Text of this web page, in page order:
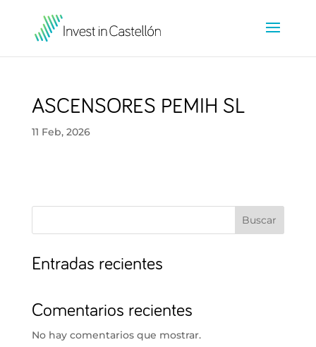
ASCENSORES PEMIH SL
11 Feb, 2026
Buscar
Entradas recientes
Comentarios recientes
No hay comentarios que mostrar.